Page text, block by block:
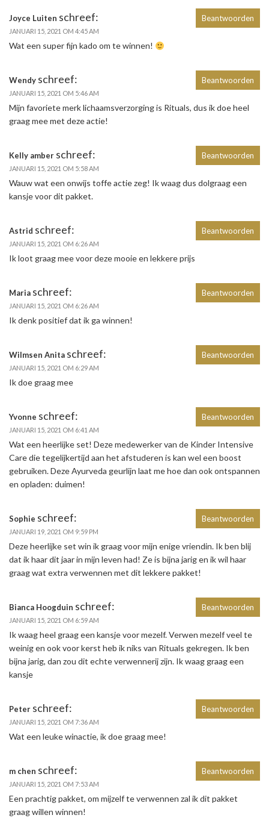
Joyce Luiten schreef:
JANUARI 15, 2021 OM 4:45 AM
Wat een super fijn kado om te winnen!
Beantwoorden
Wendy schreef:
JANUARI 15, 2021 OM 5:46 AM
Mijn favoriete merk lichaamsverzorging is Rituals, dus ik doe heel
graag mee met deze actie!
Beantwoorden
Kelly amber schreef:
JANUARI 15, 2021 OM 5:58 AM
Wauw wat een onwijs toffe actie zeg! Ik waag dus dolgraag een
kansje voor dit pakket.
Beantwoorden
Astrid schreef:
JANUARI 15, 2021 OM 6:26 AM
Ik loot graag mee voor deze mooie en lekkere prijs
Beantwoorden
Maria schreef:
JANUARI 15, 2021 OM 6:26 AM
Ik denk positief dat ik ga winnen!
Beantwoorden
Wilmsen Anita schreef:
JANUARI 15, 2021 OM 6:29 AM
Ik doe graag mee
Beantwoorden
Yvonne schreef:
JANUARI 15, 2021 OM 6:41 AM
Wat een heerlijke set! Deze medewerker van de Kinder Intensive
Care die tegelijkertijd aan het afstuderen is kan wel een boost
gebruiken. Deze Ayurveda geurlijn laat me hoe dan ook ontspannen
en opladen: duimen!
Beantwoorden
Sophie schreef:
JANUARI 19, 2021 OM 9:59 PM
Deze heerlijke set win ik graag voor mijn enige vriendin. Ik ben blij
dat ik haar dit jaar in mijn leven had! Ze is bijna jarig en ik wil haar
graag wat extra verwennen met dit lekkere pakket!
Beantwoorden
Bianca Hoogduin schreef:
JANUARI 15, 2021 OM 6:59 AM
Ik waag heel graag een kansje voor mezelf. Verwen mezelf veel te
weinig en ook voor kerst heb ik niks van Rituals gekregen. Ik ben
bijna jarig, dan zou dit echte verwennerij zijn. Ik waag graag een
kansje
Beantwoorden
Peter schreef:
JANUARI 15, 2021 OM 7:36 AM
Wat een leuke winactie, ik doe graag mee!
Beantwoorden
m chen schreef:
JANUARI 15, 2021 OM 7:53 AM
Een prachtig pakket, om mijzelf te verwennen zal ik dit pakket
graag willen winnen!
Beantwoorden